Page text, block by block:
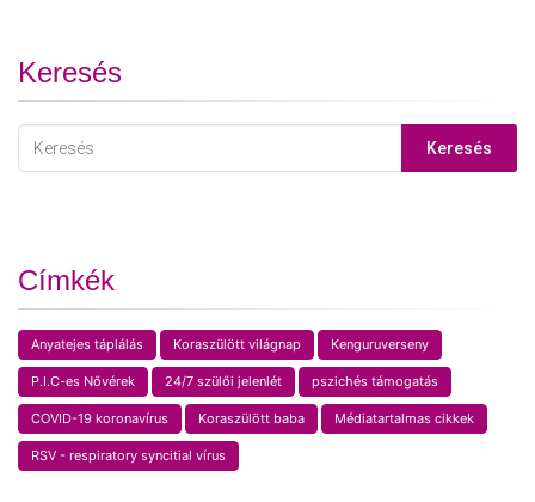
Keresés
Keresés
Címkék
Anyatejes táplálás Koraszülött világnap Kenguruverseny
P.I.C-es Nővérek 24/7 szülői jelenlét pszichés támogatás
COVID-19 koronavírus Koraszülött baba Médiatartalmas cikkek
RSV - respiratory syncitial vírus